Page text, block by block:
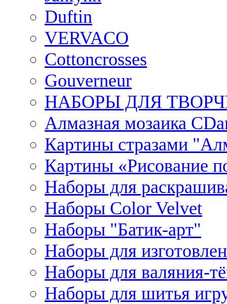
Duftin
VERVACO
Cottoncrosses
Gouverneur
НАБОРЫ ДЛЯ
Алмазная мозаика
Картины стразами
Картины «Рисование
Наборы для
Наборы Сolor Velvet
Наборы "Батик-арт"
Наборы для
Наборы для валяния-
Наборы для шитья